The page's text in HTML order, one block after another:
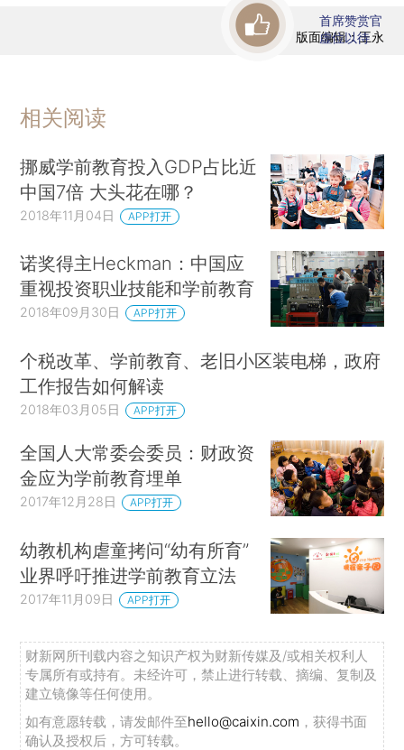
版面编辑：王永
首席赞赏官
虚位以待
相关阅读
挪威学前教育投入GDP占比近
中国7倍 大头花在哪？
2018年11月04日 APP打开
诺奖得主Heckman：中国应
重视投资职业技能和学前教育
2018年09月30日 APP打开
个税改革、学前教育、老旧小区装电梯，政府
工作报告如何解读
2018年03月05日 APP打开
全国人大常委会委员：财政资
金应为学前教育埋单
2017年12月28日 APP打开
幼教机构虐童拷问“幼有所育”
业界呼吁推进学前教育立法
2017年11月09日 APP打开
财新网所刊载内容之知识产权为财新传媒及/或相关权利人
专属所有或持有。未经许可，禁止进行转载、摘编、复制及
建立镜像等任何使用。
如有意愿转载，请发邮件至hello@caixin.com ，获得书面
确认及授权后，方可转载。